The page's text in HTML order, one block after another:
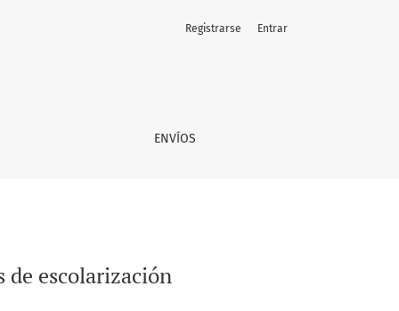
ENVÍOS
Registrarse Entrar
de escolarización